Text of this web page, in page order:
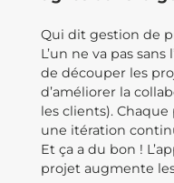
Qui dit gestion de
L’un ne va pas
de découper les
d’améliorer la
les clients).
une itération
Et ça a du bon !
projet augmente